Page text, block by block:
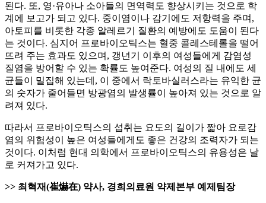
된다. 또, 영·유아나 소아들의 면역력도 향상시키는 것으로 학
계에 보고가 되고 있다. 중이염이나 감기에도 저항력을 주며,
아토피를 비롯한 각종 알레르기 질환의 예방에도 도움이 된다
는 것이다. 심지어 프로바이오틱스는 혈중 콜레스테롤을 떨어
뜨려 주는 효과도 있으며, 갱년기 이후의 여성들에게 감염성
질염을 방어할 수 있는 확률도 높여준다. 여성의 질 내에도 세
균들이 밀집해 있는데, 이 중에서 락토바실러스라는 유익한 균
의 숫자가 줄어들면 방광염의 발생률이 높아져 있는 것으로 알
려져 있다.
따라서 프로바이오틱스의 섭취는 요도의 길이가 짧아 요로감
염의 위험성이 높은 여성들에게도 좋은 건강의 조력자가 되는
것이다. 이처럼 현대 의학에서 프로바이오틱스의 유용성은 날
로 커져가고 있다.
>> 최혁재(崔爀在) 약사, 경희의료원 약제본부 예제팀장